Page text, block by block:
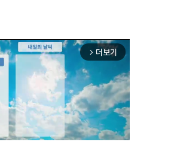
arrow_forward_ios 더보기